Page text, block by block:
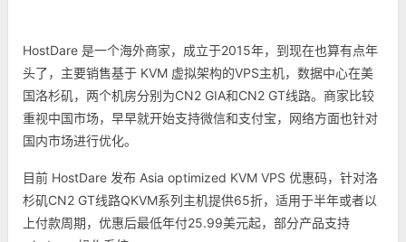
HostDare 是一个海外商家，成立于2015年，到现在也算有点年
头了，主要销售基于 KVM 虚拟架构的VPS主机，数据中心在美
国洛杉矶，两个机房分别为CN2 GIA和CN2 GT线路。商家比较
重视中国市场，早早就开始支持微信和支付宝，网络方面也针对
国内市场进行优化。
目前 HostDare 发布 Asia optimized KVM VPS 优惠码，针对洛
杉矶CN2 GT线路QKVM系列主机提供65折，适用于半年或者以
上付款周期，优惠后最低年付25.99美元起，部分产品支持